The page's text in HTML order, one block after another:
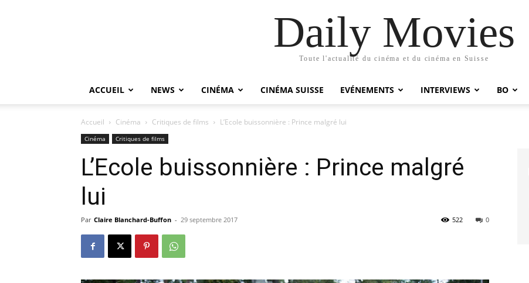
Daily Movies
Toute l'actualité du cinéma et du cinéma en Suisse
ACCUEIL NEWS CINÉMA CINÉMA SUISSE EVÉNEMENTS INTERVIEWS BO
Accueil Cinéma Critiques de films L’Ecole buissonnière : Prince malgré lui
Cinéma Critiques de films
L’Ecole buissonnière : Prince malgré
lui
Par Claire Blanchard-Buffon - 29 septembre 2017 0
522